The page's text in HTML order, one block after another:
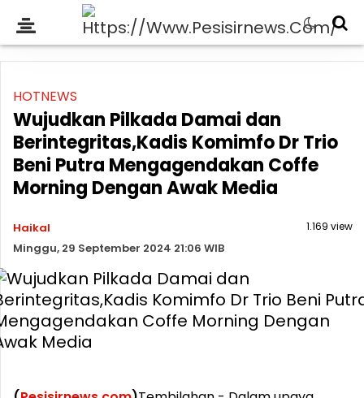
HOTNEWS
Wujudkan Pilkada Damai dan
Berintegritas,Kadis Komimfo Dr Trio
Beni Putra Mengagendakan Coffe
Morning Dengan Awak Media
Haikal
Minggu, 29 September 2024 21:06 WIB
1.169 view